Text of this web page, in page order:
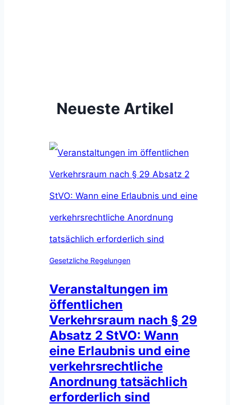
Neueste Artikel
Gesetzliche Regelungen
Veranstaltungen im
öffentlichen
Verkehrsraum nach § 29
Absatz 2 StVO: Wann
eine Erlaubnis und eine
verkehrsrechtliche
Anordnung tatsächlich
erforderlich sind